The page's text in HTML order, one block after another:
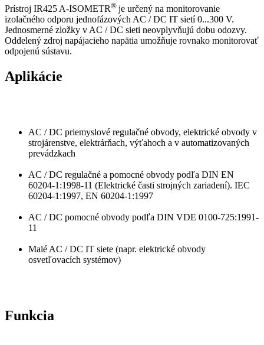
Prístroj IR425 A-ISOMETR® je určený na monitorovanie
izolačného odporu jednofázových AC / DC IT sietí 0...300 V.
Jednosmerné zložky v AC / DC sieti neovplyvňujú dobu odozvy.
Oddelený zdroj napájacieho napätia umožňuje rovnako monitorovať
odpojenú sústavu.
Aplikácie
AC / DC priemyslové regulačné obvody, elektrické obvody v
strojárenstve, elektrárňach, výťahoch a v automatizovaných
prevádzkach
AC / DC regulačné a pomocné obvody podľa DIN EN
60204-1:1998-11 (Elektrické časti strojných zariadení). IEC
60204-1:1997, EN 60204-1:1997
AC / DC pomocné obvody podľa DIN VDE 0100-725:1991-
11
Malé AC / DC IT siete (napr. elektrické obvody
osvetľovacích systémov)
Funkcia